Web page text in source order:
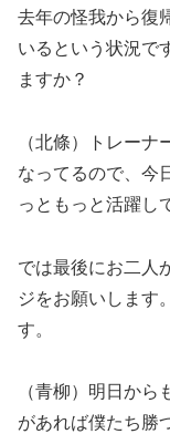
去年の怪我から復
いるという状況で
ますか？
（北條）トレー
なってるので、今
っともっと活躍し
では最後にお二人
ジをお願いします
す。
（青柳）明日か
があれば僕たち勝